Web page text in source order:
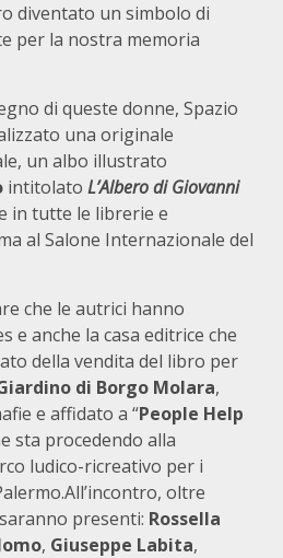
diventato un simbolo di
per la nostra memoria
di queste donne, Spazio
una originale
un albo illustrato
intitolato L’Albero di Giovanni
in tutte le librerie e
al Salone Internazionale del
che le autrici hanno
e anche la casa editrice che
della vendita del libro per
di Borgo Molara,
e affidato a “People Help
sta procedendo alla
ludico-ricreativo per i
oltre
presenti: Rossella
, Giuseppe Labita,